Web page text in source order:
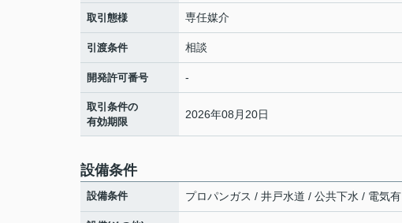
取引態様 専任媒介
引渡条件 相談
開発許可番号 -
取引条件の
有効期限
2026年08月20日
設備条件
設備条件 プロパンガス / 井戸水道 / 公共下水 / 電気有